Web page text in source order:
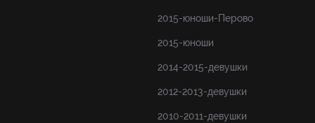
2015-юноши-Перово
2015-юноши
2014-2015-девушки
2012-2013-девушки
2010-2011-девушки